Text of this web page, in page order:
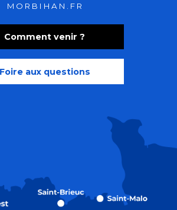
Comment venir ?
Foire aux questions
MORBIHAN.FR